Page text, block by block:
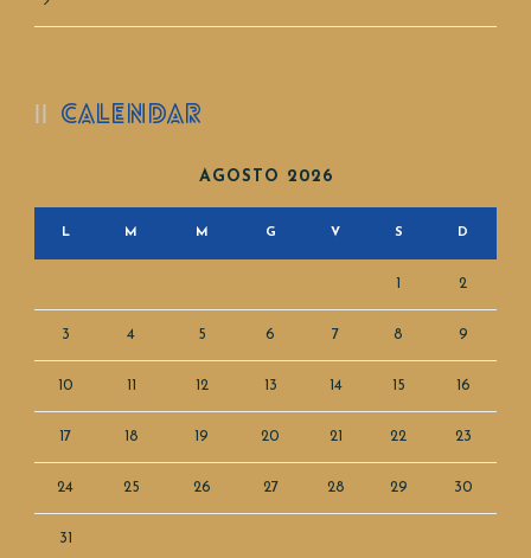
CALENDAR
AGOSTO 2026
L M M G V S D
1 2
3 4 5 6 7 8 9
10 11 12 13 14 15 16
17 18 19 20 21 22 23
24 25 26 27 28 29 30
31